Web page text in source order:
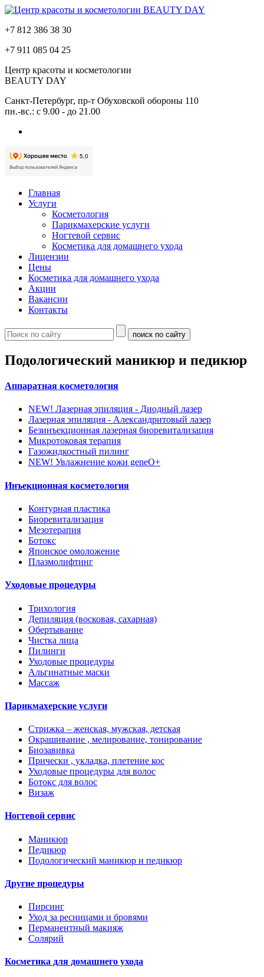
+7 812 386 38 30
+7 911 085 04 25
Центр красоты и косметологии
BEAUTY DAY
Санкт-Петербург, пр-т Обуховской обороны 110
пн.-вс.: с 9.00 - до 21.00
Главная
Услуги
Косметология
Парикмахерские услуги
Ногтевой сервис
Косметика для домашнего ухода
Лицензии
Цены
Косметика для домашнего ухода
Акции
Вакансии
Контакты
Подологический маникюр и педикюр
Аппаратная косметология
NEW! Лазерная эпиляция - Диодный лазер
Лазерная эпиляция - Александритовый лазер
Безинъекционная лазерная биоревитализация
Микротоковая терапия
Газожидкостный пилинг
NEW! Увлажнение кожи geneO+
Инъекционная косметология
Контурная пластика
Биоревитализация
Мезотерапия
Ботокс
Японское омоложение
Плазмолифтинг
Уходовые процедуры
Трихология
Депиляция (восковая, сахарная)
Обертывание
Чистка лица
Пилинги
Уходовые процедуры
Альгинатные маски
Массаж
Парикмахерские услуги
Стрижка – женская, мужская, детская
Окрашивание , мелирование, тонирование
Биозавивка
Прически , укладка, плетение кос
Уходовые процедуры для волос
Ботокс для волос
Визаж
Ногтевой сервис
Маникюр
Педикюр
Подологический маникюр и педикюр
Другие процедуры
Пирсинг
Уход за ресницами и бровями
Перманентный макияж
Солярий
Косметика для домашнего ухода